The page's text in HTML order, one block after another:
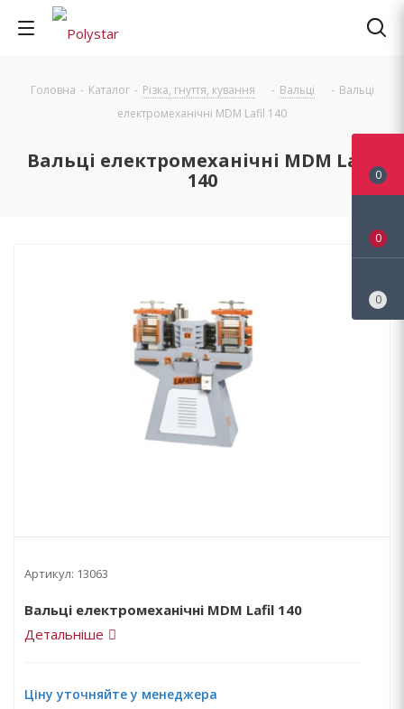
Головна - Каталог - Різка, гнуття, кування - Вальці - Вальці
електромеханічні MDM Lafil 140
Вальці електромеханічні MDM Lafil
140
Артикул: 13063
Вальці електромеханічні MDM Lafil 140
Детальніше
Ціну уточняйте у менеджера
0
0
0